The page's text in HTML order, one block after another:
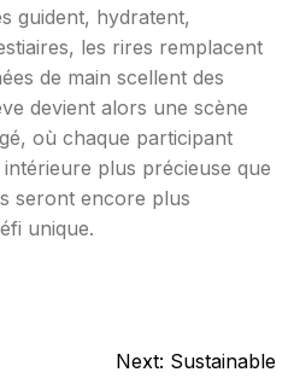
guident, hydratent,
les rires remplacent
de main scellent des
devient alors une scène
où chaque participant
plus précieuse que
seront encore plus
unique.
Next: Sustainable